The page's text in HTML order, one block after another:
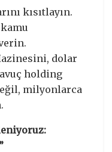
kısıtlayın.
dolar
holding
milyonlarca